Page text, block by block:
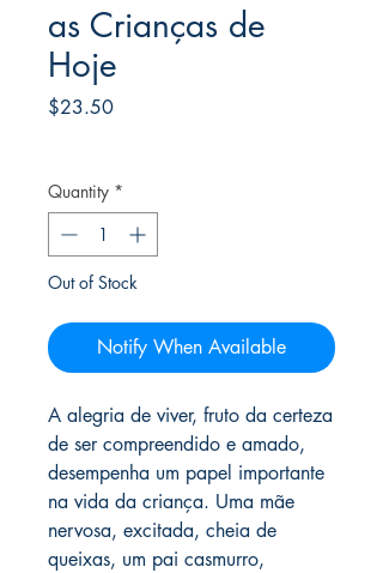
as Crianças de
Hoje
$23.50Price
Quantity *
Out of Stock
Notify When Available
A alegria de viver, fruto da certeza
de ser compreendido e amado,
desempenha um papel importante
na vida da criança. Uma mãe
nervosa, excitada, cheia de
queixas, um pai casmurro,